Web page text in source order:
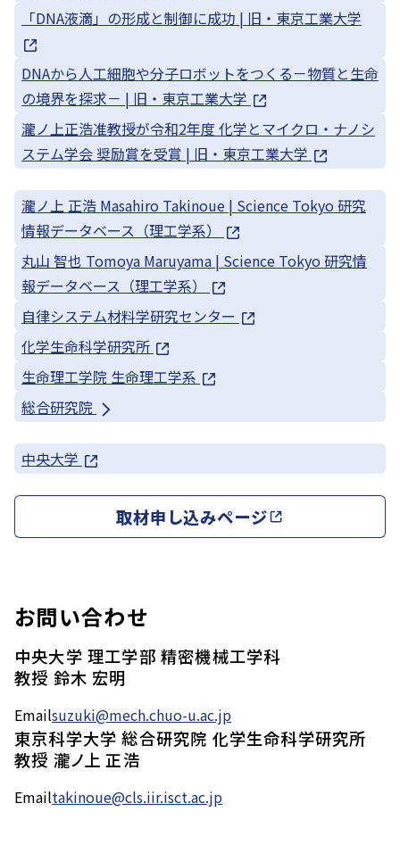
「DNA液滴」の形成と制御に成功 | 旧・東京工業大学
DNAから人工細胞や分子ロボットをつくる－物質と生命
の境界を探求－ | 旧・東京工業大学
瀧ノ上正浩准教授が令和2年度 化学とマイクロ・ナノシ
ステム学会 奨励賞を受賞 | 旧・東京工業大学
瀧ノ上 正浩 Masahiro Takinoue | Science Tokyo 研究
情報データベース（理工学系）
丸山 智也 Tomoya Maruyama | Science Tokyo 研究情
報データベース（理工学系）
自律システム材料学研究センター
化学生命科学研究所
生命理工学院 生命理工学系
総合研究院
中央大学
取材申し込みページ
お問い合わせ
中央大学 理工学部 精密機械工学科
教授 鈴木 宏明
Emailsuzuki@mech.chuo-u.ac.jp
東京科学大学 総合研究院 化学生命科学研究所
教授 瀧ノ上 正浩
Emailtakinoue@cls.iir.isct.ac.jp